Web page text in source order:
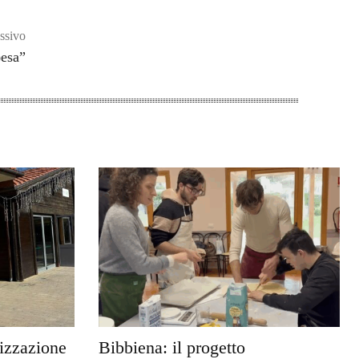
Bibbiena: il progetto